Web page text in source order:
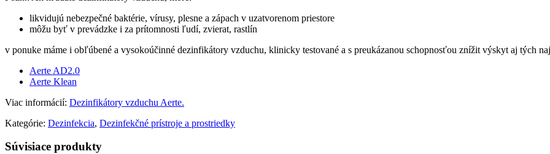
likvidujú nebezpečné baktérie, vírusy, plesne a zápach v uzatvorenom priestore
môžu byť v prevádzke i za prítomnosti ľudí, zvierat, rastlín
v ponuke máme i obľúbené a vysokoúčinné dezinfikátory vzduchu, klinicky testované a s preukázanou schopnosťou znížit výskyt aj tých
Aerte AD2.0
Aerte Klean
Viac informácií: Dezinfikátory vzduchu Aerte.
Kategórie: Dezinfekcia, Dezinfekčné prístroje a prostriedky
Súvisiace produkty